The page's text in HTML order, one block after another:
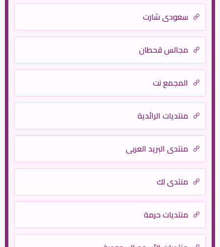
سعودي شارت
مجالس قحطان
المجمع نت
منتديات الرائدية
منتدى البريد العربي
منتدى لك
منتديات حرمة